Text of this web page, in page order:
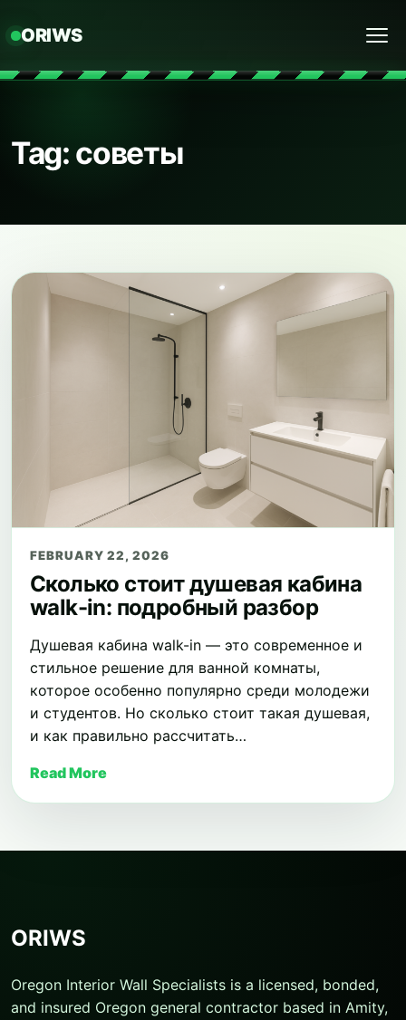
ORIWS
Tag: советы
FEBRUARY 22, 2026
Сколько стоит душевая кабина
walk-in: подробный разбор
Душевая кабина walk-in — это современное и
стильное решение для ванной комнаты,
которое особенно популярно среди молодежи
и студентов. Но сколько стоит такая душевая,
и как правильно рассчитать…
Read More
ORIWS
Oregon Interior Wall Specialists is a licensed, bonded,
and insured Oregon general contractor based in Amity,